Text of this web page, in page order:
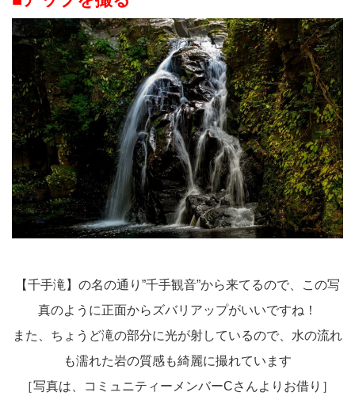
【千手滝】の名の通り”千手観音”から来てるので、この写
真のように正面からズバリアップがいいですね！
また、ちょうど滝の部分に光が射しているので、水の流れ
も濡れた岩の質感も綺麗に撮れています
［写真は、コミュニティーメンバーCさんよりお借り］